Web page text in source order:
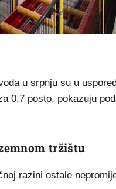
u srpnju su u
0,7 posto, pokazuju
tržištu
razini ostale